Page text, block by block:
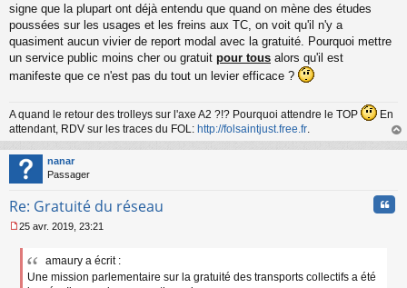
o
n
u
signe que la plupart ont déjà entendu que quand on mène des études
poussées sur les usages et les freins aux TC, on voit qu'il n'y a
quasiment aucun vivier de report modal avec la gratuité. Pourquoi mettre
un service public moins cher ou gratuit pour tous alors qu'il est
manifeste que ce n'est pas du tout un levier efficace ?
A quand le retour des trolleys sur l'axe A2 ?!? Pourquoi attendre le TOP
En
attendant, RDV sur les traces du FOL: http://folsaintjust.free.fr.
au
nanar
Passager
Re: Gratuité du réseau
e
25 avr. 2019, 23:21
amaury a écrit :
Une mission parlementaire sur la gratuité des transports collectifs a été